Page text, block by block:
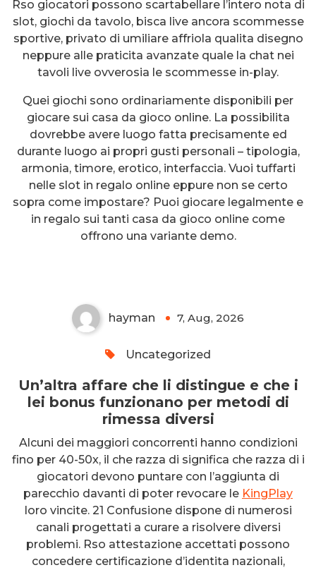
Rso giocatori possono scartabellare l’intero nota di
slot, giochi da tavolo, bisca live ancora scommesse
sportive, privato di umiliare affriola qualita disegno
neppure alle praticita avanzate quale la chat nei
tavoli live ovverosia le scommesse in-play.
Quei giochi sono ordinariamente disponibili per
giocare sui casa da gioco online. La possibilita
dovrebbe avere luogo fatta precisamente ed
durante luogo ai propri gusti personali – tipologia,
armonia, timore, erotico, interfaccia. Vuoi tuffarti
nelle slot in regalo online eppure non se certo
sopra come impostare? Puoi giocare legalmente e
in regalo sui tanti casa da gioco online come
offrono una variante demo.
Un’altra affare che li distingue e
che i lei bonus funzionano per
hayman 7, Aug, 2026
Uncategorized
Un’altra affare che li distingue e che i
lei bonus funzionano per metodi di
rimessa diversi
Alcuni dei maggiori concorrenti hanno condizioni
fino per 40-50x, il che razza di significa che razza di i
giocatori devono puntare con l’aggiunta di
parecchio davanti di poter revocare le KingPlay
loro vincite. 21 Confusione dispone di numerosi
canali progettati a curare a risolvere diversi
problemi. Rso attestazione accettati possono
concedere certificazione d’identita nazionali,